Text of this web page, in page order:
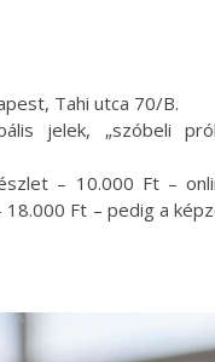
Tahi utca 70/B.
jelek, „szóbeli
– 10.000 Ft –
Ft – pedig a